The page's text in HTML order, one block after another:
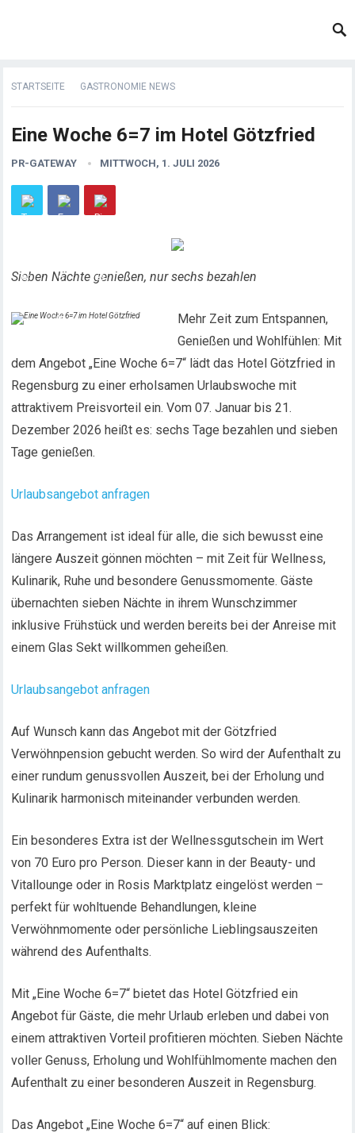
STARTSEITE GASTRONOMIE NEWS
Eine Woche 6=7 im Hotel Götzfried
PR-GATEWAY MITTWOCH, 1. JULI 2026
Sieben Nächte genießen, nur sechs bezahlen
Mehr Zeit zum Entspannen,
Genießen und Wohlfühlen: Mit
dem Angebot „Eine Woche 6=7“ lädt das Hotel Götzfried in
Regensburg zu einer erholsamen Urlaubswoche mit
attraktivem Preisvorteil ein. Vom 07. Januar bis 21.
Dezember 2026 heißt es: sechs Tage bezahlen und sieben
Tage genießen.
Urlaubsangebot anfragen
Das Arrangement ist ideal für alle, die sich bewusst eine
längere Auszeit gönnen möchten – mit Zeit für Wellness,
Kulinarik, Ruhe und besondere Genussmomente. Gäste
übernachten sieben Nächte in ihrem Wunschzimmer
inklusive Frühstück und werden bereits bei der Anreise mit
einem Glas Sekt willkommen geheißen.
Urlaubsangebot anfragen
Auf Wunsch kann das Angebot mit der Götzfried
Verwöhnpension gebucht werden. So wird der Aufenthalt zu
einer rundum genussvollen Auszeit, bei der Erholung und
Kulinarik harmonisch miteinander verbunden werden.
Ein besonderes Extra ist der Wellnessgutschein im Wert
von 70 Euro pro Person. Dieser kann in der Beauty- und
Vitallounge oder in Rosis Marktplatz eingelöst werden –
perfekt für wohltuende Behandlungen, kleine
Verwöhnmomente oder persönliche Lieblingsauszeiten
während des Aufenthalts.
Mit „Eine Woche 6=7“ bietet das Hotel Götzfried ein
Angebot für Gäste, die mehr Urlaub erleben und dabei von
einem attraktiven Vorteil profitieren möchten. Sieben Nächte
voller Genuss, Erholung und Wohlfühlmomente machen den
Aufenthalt zu einer besonderen Auszeit in Regensburg.
Das Angebot „Eine Woche 6=7“ auf einen Blick: